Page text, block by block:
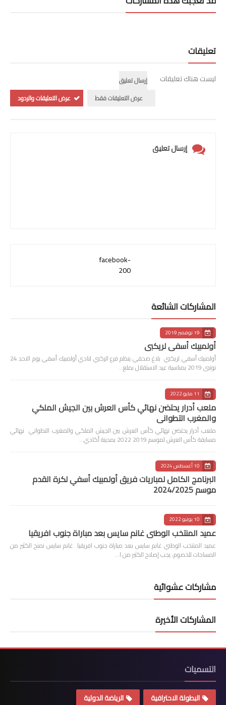
تعليقات
ليست هناك تعليقات
إرسال تعليق
عرض التعليقات فقط
عرض التعليقات والردود
إرسال تعليق
facebook-
200
المشاركات الشائعة
19 نوفمبر 2019
أولمبيك أسفي لريكبي
أولمبيك أسفي لريكبي بلاغ صحفي ينظم فرع الركبي لنادي أولمبيك أسفي يوم الاحد 24
نونبى 2019 بمناسبة عيد الاستقلال بملع…
11 مايو 2022
ملعب أدرار يحتضن نهائي كأس العرش بين الجيش الملكي
والمغرب التطواني
ملعب أدرار يحتضن نهائي كأس العرش بين الجيش الملكي والمغرب التطواني نهائي
مسابقة كأس العرش لموسم 2019 2022 بمدينة أكادي…
10 أغسطس 2024
البرنامج الكامل لمباريات فريق أولمبيك أسفي لكرة القدم
موسم 2024/2025
10 يونيو 2022
عميد المنتخب الوطني غانم سايس بعد مباراة جنوب افريقيا
عميد المنتخب الوطني غانم سايس بعد مباراة جنوب افريقيا غانم سايس نمنح الكثير من
المساحات للخصوم، يجب إصلاح الكثير من ا…
مشاركات عشوائية
المشاركات الأخيرة
التسميات
البطولة الاحترافية
الرياضة الدولية